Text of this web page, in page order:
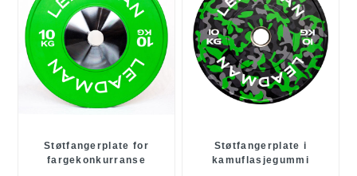
Støtfangerplate for
fargekonkurranse
Støtfangerplate i
kamuflasjegummi